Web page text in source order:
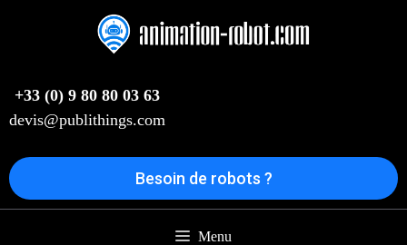
+33 (0) 9 80 80 03 63
devis@publithings.com
Besoin de robots ?
Menu